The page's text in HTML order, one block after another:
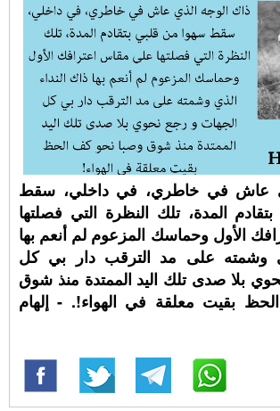
عاش في خاطري، في داخلي، سقط
المدة، تلك النظرة التي فصلتها
الأول وحماسك المزعوم لم أنعم بها
وشمته على مد الترقب دار بي كل
بلا صدى تلك اليد الممتدة منذ شوق
بقيت معلقة في الهواء!. - إلهام